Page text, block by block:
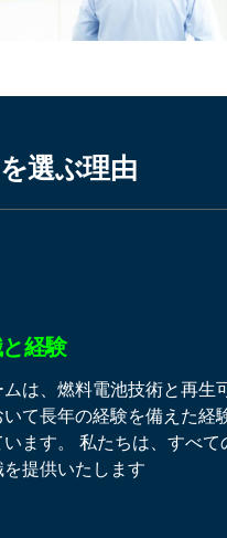
選ぶ理由
経験
ムは、燃料電池技術と再生
いて長年の経験を備えた経
ます。 私たちは、すべて
提供いたします